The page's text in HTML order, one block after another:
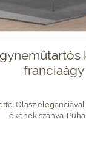
franciaágy
Olasz
ékének szánva. Puha